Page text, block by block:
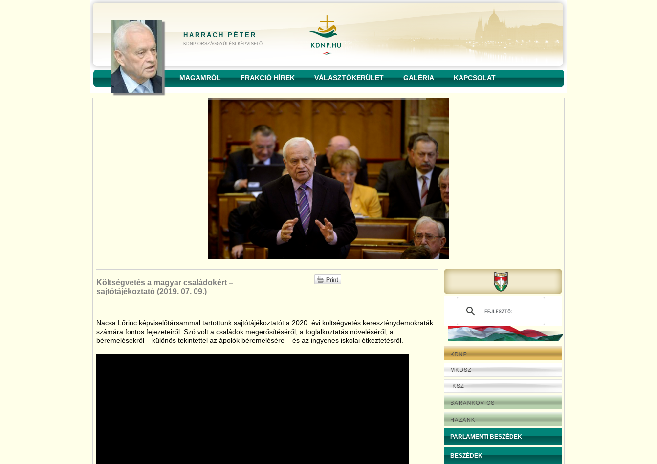
HARRACH PÉTER
KDNP ORSZÁGGYŰLÉSI KÉPVISELŐ
MAGAMRÓL FRAKCIÓ HÍREK VÁLASZTÓKERÜLET GALÉRIA KAPCSOLAT
PARLAMENTI BESZÉDEK
BESZÉDEK
Költségvetés a magyar családokért –
sajtótájékoztató (2019. 07. 09.)
Nacsa Lőrinc képviselőtársammal tartottunk sajtótájékoztatót a 2020. évi költségvetés kereszténydemokraták
számára fontos fejezeteiről. Szó volt a családok megerősítéséről, a foglalkoztatás növeléséről, a
béremelésekről – különös tekintettel az ápolók béremelésére – és az ingyenes iskolai étkeztetésről.